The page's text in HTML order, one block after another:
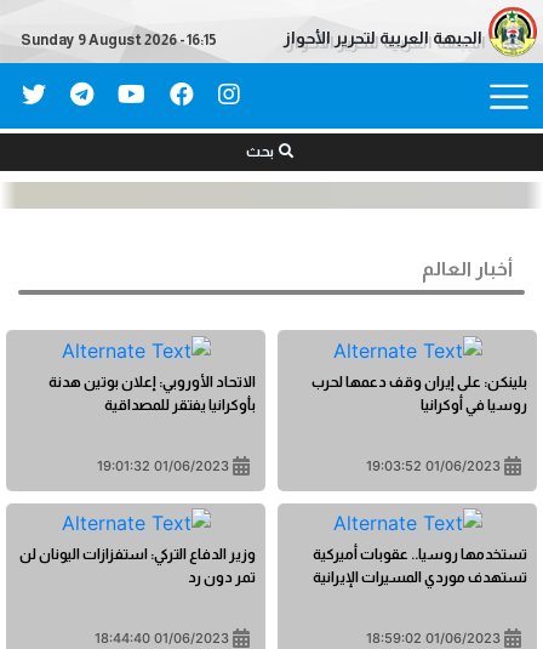
الجبهة العربية لتحرير الأحواز Sunday 9 August 2026 - 16:15
بحث
أخبار العالم
بلينكن: على إيران وقف دعمها لحرب
روسيا في أوكرانيا
01/06/2023 19:03:52
الاتحاد الأوروبي: إعلان بوتين هدنة
بأوكرانيا يفتقر للمصداقية
01/06/2023 19:01:32
تستخدمها روسيا.. عقوبات أميركية
تستهدف موردي المسيرات الإيرانية
01/06/2023 18:59:02
وزير الدفاع التركي: استفزازات اليونان لن
تمر دون رد
01/06/2023 18:44:40